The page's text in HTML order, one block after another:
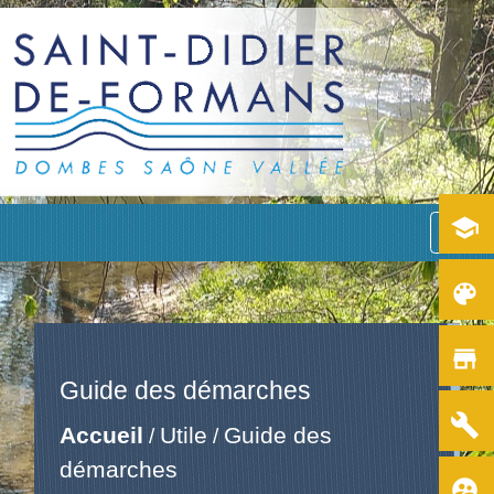
menu
Guide des démarches
Accueil / Utile / Guide des
démarches
school
color_lens
store
build